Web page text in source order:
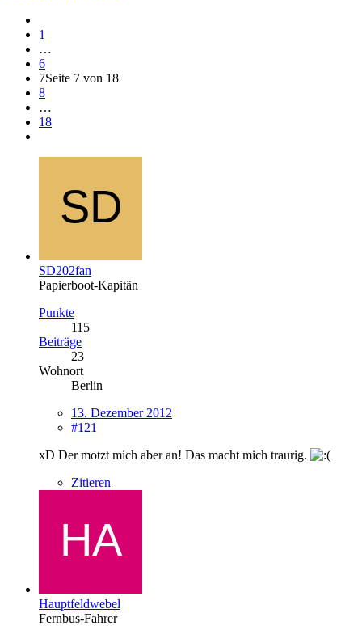
1
…
6
7Seite 7 von 18
8
…
18
SD202fan
Papierboot-Kapitän
Punkte
115
Beiträge
23
Wohnort
Berlin
13. Dezember 2012
#121
xD Der motzt mich aber an! Das macht mich traurig.
Zitieren
Hauptfeldwebel
Fernbus-Fahrer